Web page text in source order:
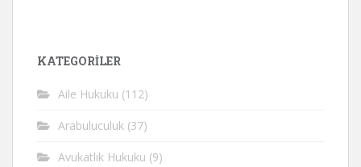
KATEGORİLER
Aile Hukuku (112)
Arabuluculuk (37)
Avukatlık Hukuku (9)